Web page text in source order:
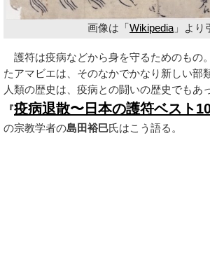
画像は「Wikipedia 」より
護符は疫病などから身を守るためのもの
たアマビエは、そのなかでかなり新しい部
人類の歴史は、疫病との闘いの歴史でもあ
『疫病退散〜日本の護符ベスト
の宗教学者の島田裕巳氏はこう語る。